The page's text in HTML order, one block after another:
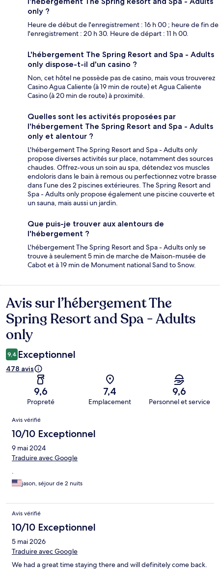
only ?
Heure de début de l'enregistrement : 16 h 00 ; heure de fin de
l'enregistrement : 20 h 30. Heure de départ : 11 h 00.
L'hébergement The Spring Resort and Spa - Adults
only dispose-t-il d'un casino ?
Non, cet hôtel ne possède pas de casino, mais vous trouverez
Casino Agua Caliente (à 19 min de route) et Agua Caliente
Casino (à 20 min de route) à proximité.
Quelles sont les activités proposées par
l'hébergement The Spring Resort and Spa - Adults
only et alentour ?
L'hébergement The Spring Resort and Spa - Adults only
propose diverses activités sur place, notamment des sources
chaudes. Offrez-vous un soin au spa, détendez vos muscles
endoloris dans le bain à remous ou perfectionnez votre brasse
dans l’une des 2 piscines extérieures. The Spring Resort and
Spa - Adults only propose également une piscine couverte et
un sauna, mais aussi un jardin.
Que puis-je trouver aux alentours de
l'hébergement ?
L'hébergement The Spring Resort and Spa - Adults only se
trouve à seulement 5 min de marche de Maison-musée de
Cabot et à 19 min de Monument national Sand to Snow.
Avis
Avis sur l’hébergement The
Spring Resort and Spa - Adults
only
9,4 Exceptionnel
478 avis
9,6
Propreté
7,4
Emplacement
9,6
Personnel et service
Avis
Avis vérifié
10/10 Exceptionnel
9 mai 2024
Traduire avec Google
.
jason, séjour de 2 nuits
Avis vérifié
10/10 Exceptionnel
5 mai 2026
Traduire avec Google
We had a great time staying there and will definitely come back.